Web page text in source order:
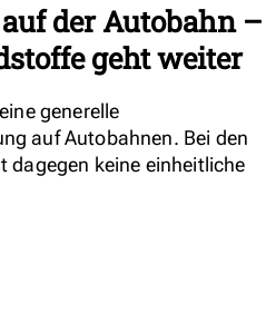
der Autobahn –
geht weiter
generelle
auf Autobahnen. Bei den
dagegen keine einheitliche